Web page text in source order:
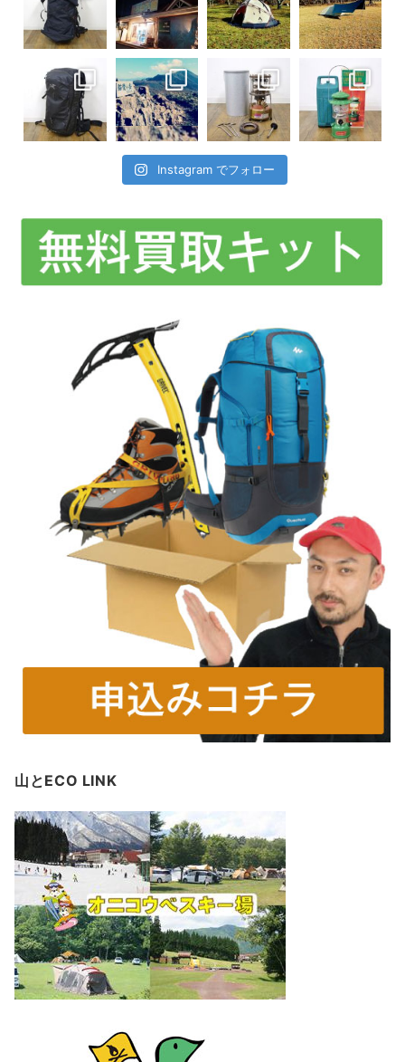
Instagram でフォロー
山とECO LINK